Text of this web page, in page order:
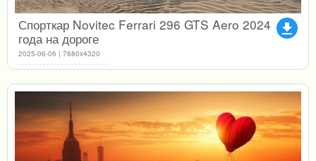
file_download
Спорткар Novitec Ferrari 296 GTS Aero 2024
года на дороге
2025-06-06 | 7680x4320